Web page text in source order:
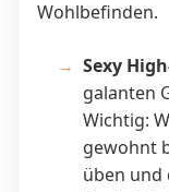
Wohlbefinden.
Sexy
galanten
Wichtig:
gewohnt
üben und